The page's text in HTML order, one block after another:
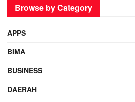
Browse by Category
APPS
BIMA
BUSINESS
DAERAH